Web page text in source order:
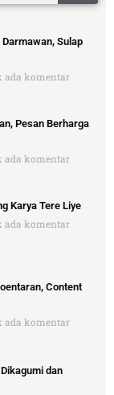
Sulap
ada komentar
Pesan Berharga
ada komentar
Karya Tere Liye
ada komentar
Content
ada komentar
dan